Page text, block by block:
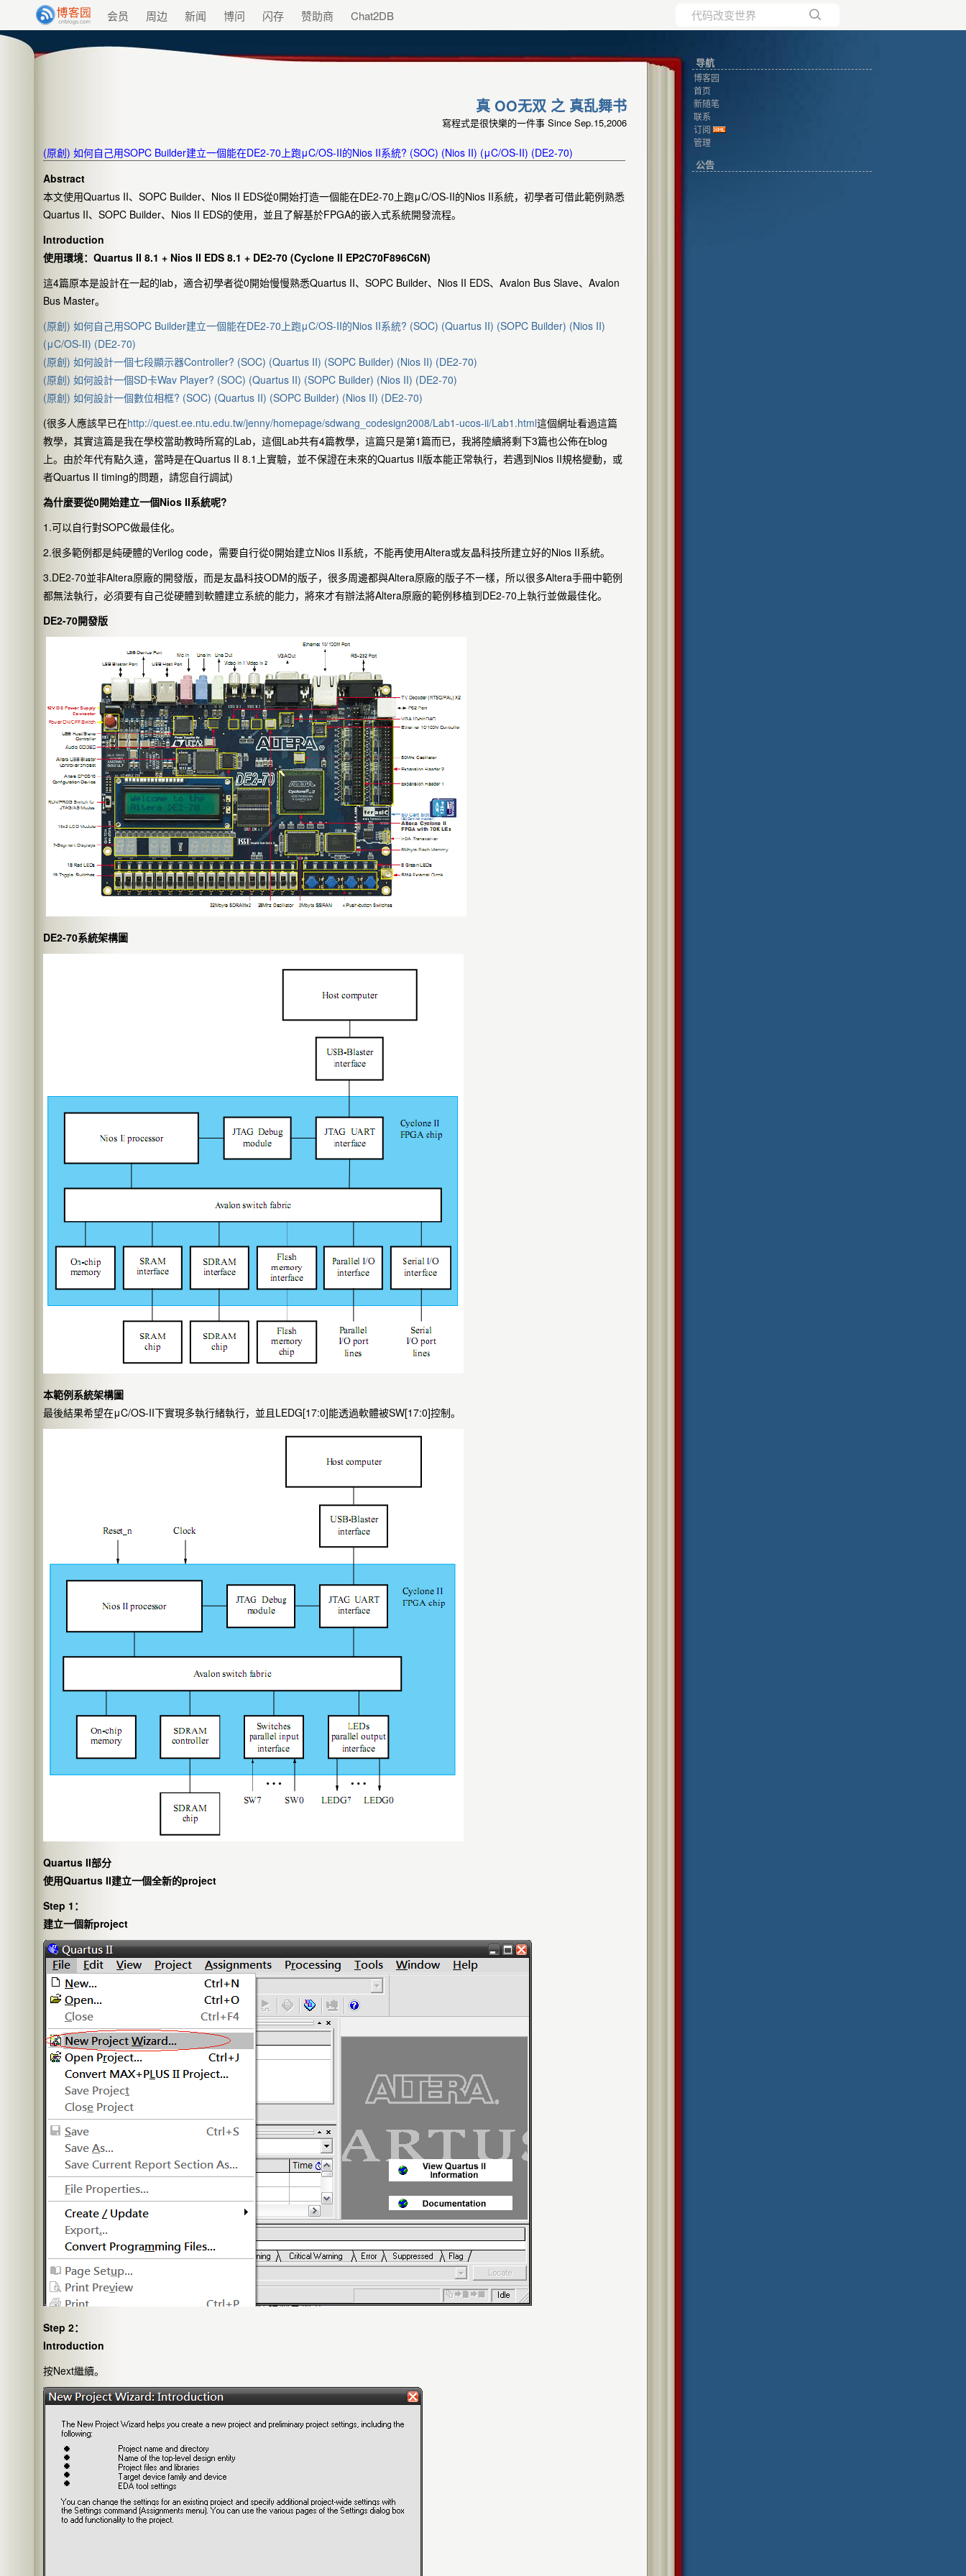
会员 周边 新闻 博问 闪存 赞助商 Chat2DB
真 OO无双 之 真乱舞书
寫程式是很快樂的一件事 Since Sep.15,2006
(原創) 如何自己用SOPC Builder建立一個能在DE2-70上跑μC/OS-II的Nios II系統? (SOC) (Nios II) (μC/OS-II) (DE2-70)
Abstract
本文使用Quartus II、SOPC Builder、Nios II EDS從0開始打造一個能在DE2-70上跑μC/OS-II的Nios II系統，初學者可借此範例熟悉
Quartus II、SOPC Builder、Nios II EDS的使用，並且了解基於FPGA的嵌入式系統開發流程。
Introduction
使用環境：Quartus II 8.1 + Nios II EDS 8.1 + DE2-70 (Cyclone II EP2C70F896C6N)
這4篇原本是設計在一起的lab，適合初學者從0開始慢慢熟悉Quartus II、SOPC Builder、Nios II EDS、Avalon Bus Slave、Avalon
Bus Master。
(原創) 如何自己用SOPC Builder建立一個能在DE2-70上跑μC/OS-II的Nios II系統? (SOC) (Quartus II) (SOPC Builder) (Nios II)
(μC/OS-II) (DE2-70)
(原創) 如何設計一個七段顯示器Controller? (SOC) (Quartus II) (SOPC Builder) (Nios II) (DE2-70)
(原創) 如何設計一個SD卡Wav Player? (SOC) (Quartus II) (SOPC Builder) (Nios II) (DE2-70)
(原創) 如何設計一個數位相框? (SOC) (Quartus II) (SOPC Builder) (Nios II) (DE2-70)
(很多人應該早已在http://quest.ee.ntu.edu.tw/jenny/homepage/sdwang_codesign2008/Lab1-ucos-ii/Lab1.html這個網址看過這篇
教學，其實這篇是我在學校當助教時所寫的Lab，這個Lab共有4篇教學，這篇只是第1篇而已，我將陸續將剩下3篇也公佈在blog
上。由於年代有點久遠，當時是在Quartus II 8.1上實驗，並不保證在未來的Quartus II版本能正常執行，若遇到Nios II規格變動，或
者Quartus II timing的問題，請您自行調試)
為什麼要從0開始建立一個Nios II系統呢?
1.可以自行對SOPC做最佳化。
2.很多範例都是純硬體的Verilog code，需要自行從0開始建立Nios II系統，不能再使用Altera或友晶科技所建立好的Nios II系統。
3.DE2-70並非Altera原廠的開發版，而是友晶科技ODM的版子，很多周邊都與Altera原廠的版子不一樣，所以很多Altera手冊中範例
都無法執行，必須要有自己從硬體到軟體建立系統的能力，將來才有辦法將Altera原廠的範例移植到DE2-70上執行並做最佳化。
DE2-70開發版
DE2-70系統架構圖
本範例系統架構圖
最後結果希望在μC/OS-II下實現多執行緒執行，並且LEDG[17:0]能透過軟體被SW[17:0]控制。
Quartus II部分
使用Quartus II建立一個全新的project
Step 1：
建立一個新project
Step 2：
Introduction
按Next繼續。
导航
博客园
首页
新随笔
联系
订阅
管理
公告